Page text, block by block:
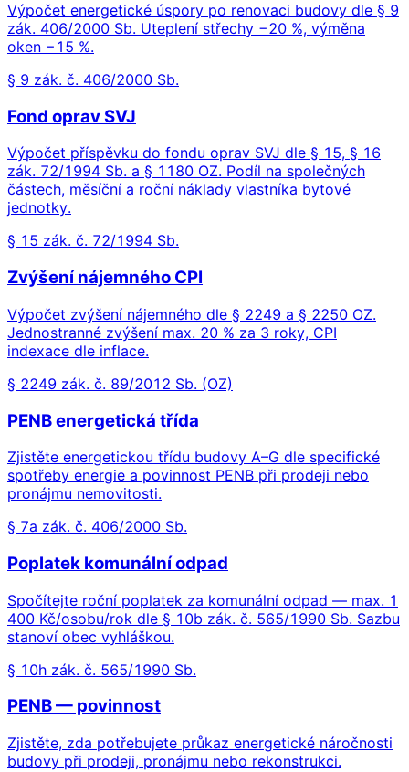
Výpočet energetické úspory po renovaci budovy dle § 9
zák. 406/2000 Sb. Uteplení střechy −20 %, výměna
oken −15 %.
§ 9 zák. č. 406/2000 Sb.
Fond oprav SVJ
Výpočet příspěvku do fondu oprav SVJ dle § 15, § 16
zák. 72/1994 Sb. a § 1180 OZ. Podíl na společných
částech, měsíční a roční náklady vlastníka bytové
jednotky.
§ 15 zák. č. 72/1994 Sb.
Zvýšení nájemného CPI
Výpočet zvýšení nájemného dle § 2249 a § 2250 OZ.
Jednostranné zvýšení max. 20 % za 3 roky, CPI
indexace dle inflace.
§ 2249 zák. č. 89/2012 Sb. (OZ)
PENB energetická třída
Zjistěte energetickou třídu budovy A–G dle specifické
spotřeby energie a povinnost PENB při prodeji nebo
pronájmu nemovitosti.
§ 7a zák. č. 406/2000 Sb.
Poplatek komunální odpad
Spočítejte roční poplatek za komunální odpad — max. 1
400 Kč/osobu/rok dle § 10b zák. č. 565/1990 Sb. Sazbu
stanoví obec vyhláškou.
§ 10h zák. č. 565/1990 Sb.
PENB — povinnost
Zjistěte, zda potřebujete průkaz energetické náročnosti
budovy při prodeji, pronájmu nebo rekonstrukci.